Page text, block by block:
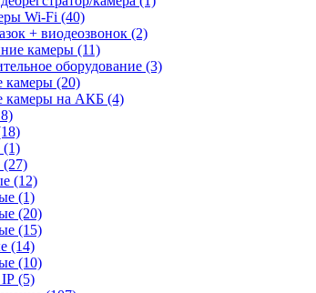
Wi-Fi (40)
+ виодеозвонок (2)
камеры (11)
оборудование (3)
камеры (20)
камеры на АКБ (4)
(1)
(27)
(12)
(1)
(20)
(15)
(14)
(10)
(5)